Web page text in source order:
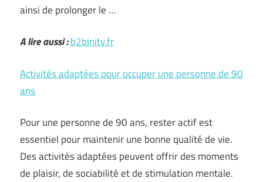
ainsi de prolonger le …
A lire aussi :b2binity.fr
Activités adaptées pour occuper une personne de 90
ans
Pour une personne de 90 ans, rester actif est
essentiel pour maintenir une bonne qualité de vie.
Des activités adaptées peuvent offrir des moments
de plaisir, de sociabilité et de stimulation mentale.